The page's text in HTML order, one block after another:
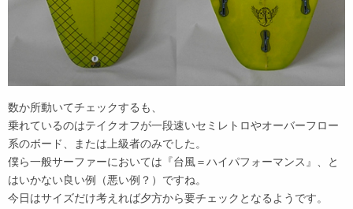
数か所動いてチェックするも、
乗れているのはテイクオフが一段速いセミレトロやオーバーフロー
系のボード、または上級者のみでした。
僕ら一般サーファーにおいては『台風＝ハイパフォーマンス』、と
はいかない良い例（悪い例？）ですね。
今日はサイズだけ考えれば夕方から要チェックとなるようです。